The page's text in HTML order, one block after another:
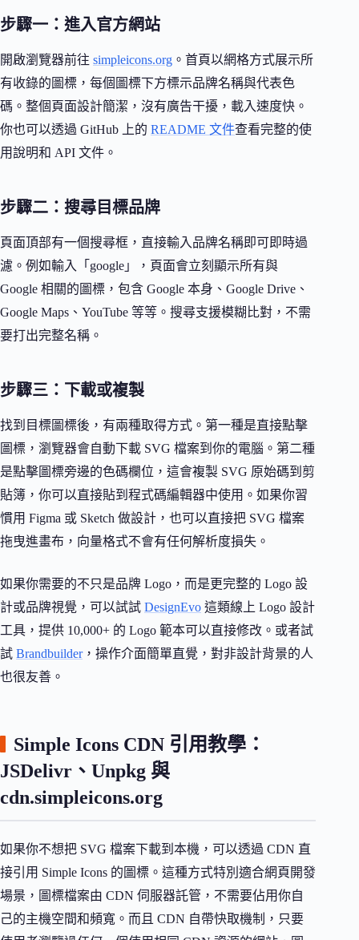
步驟一：進入官方網站
開啟瀏覽器前往 simpleicons.org 。首頁以網格方式展示所
有收錄的圖標，每個圖標下方標示品牌名稱與代表色
碼。整個頁面設計簡潔，沒有廣告干擾，載入速度快。
你也可以透過 GitHub 上的 README 文件查看完整的使
用說明和 API 文件。
步驟二：搜尋目標品牌
頁面頂部有一個搜尋框，直接輸入品牌名稱即可即時過
濾。例如輸入「google」，頁面會立刻顯示所有與
Google 相關的圖標，包含 Google 本身、Google Drive、
Google Maps、YouTube 等等。搜尋支援模糊比對，不需
要打出完整名稱。
步驟三：下載或複製
找到目標圖標後，有兩種取得方式。第一種是直接點擊
圖標，瀏覽器會自動下載 SVG 檔案到你的電腦。第二種
是點擊圖標旁邊的色碼欄位，這會複製 SVG 原始碼到剪
貼簿，你可以直接貼到程式碼編輯器中使用。如果你習
慣用 Figma 或 Sketch 做設計，也可以直接把 SVG 檔案
拖曳進畫布，向量格式不會有任何解析度損失。
如果你需要的不只是品牌 Logo，而是更完整的 Logo 設
計或品牌視覺，可以試試 DesignEvo 這類線上 Logo 設計
工具，提供 10,000+ 的 Logo 範本可以直接修改。或者試
試 Brandbuilder，操作介面簡單直覺，對非設計背景的人
也很友善。
Simple Icons CDN 引用教學：
JSDelivr、Unpkg 與
cdn.simpleicons.org
如果你不想把 SVG 檔案下載到本機，可以透過 CDN 直
接引用 Simple Icons 的圖標。這種方式特別適合網頁開發
場景，圖標檔案由 CDN 伺服器託管，不需要佔用你自
己的主機空間和頻寬。而且 CDN 自帶快取機制，只要